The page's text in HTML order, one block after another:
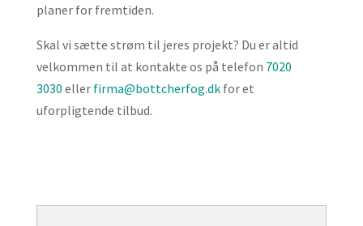
planer for fremtiden.
Skal vi sætte strøm til jeres projekt? Du er altid
velkommen til at kontakte os på telefon 7020
3030 eller firma@bottcherfog.dkfor et
uforpligtende tilbud.